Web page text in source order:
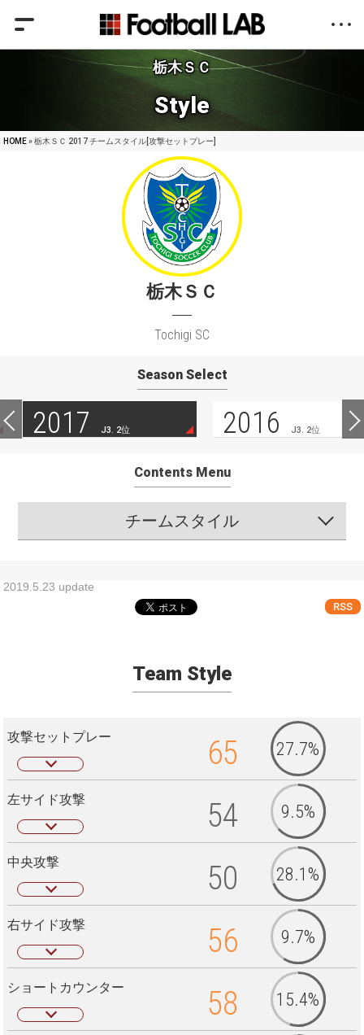
栃木ＳＣ
Style
HOME» 栃木ＳＣ 2017 チームスタイル[攻撃セットプレー]
栃木ＳＣ
Tochigi SC
Season Select
2017 J3. 2位 2016 J3. 2位
Contents Menu
チームスタイル
2019.5.23 update
RSS
Team Style
攻撃セットプレー 65 27.7%
左サイド攻撃 54 9.5%
中央攻撃 50 28.1%
右サイド攻撃 56 9.7%
ショートカウンター 58 15.4%